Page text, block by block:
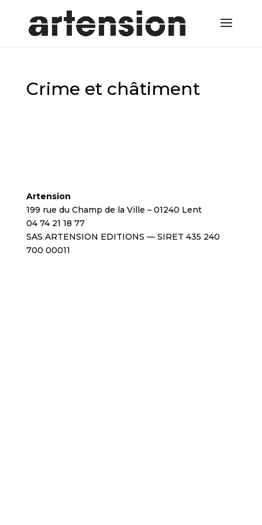
Crime et châtiment
Artension
199 rue du Champ de la Ville – 01240 Lent
04 74 21 18 77
SAS ARTENSION EDITIONS — SIRET 435 240
700 00011